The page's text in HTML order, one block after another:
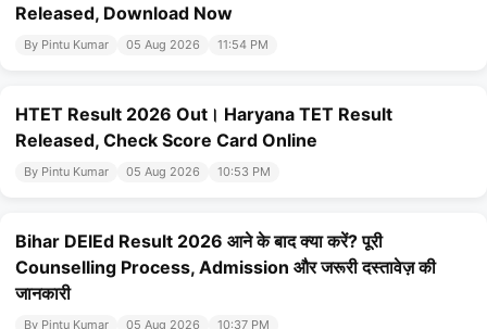
Released, Download Now
By Pintu Kumar 05 Aug 2026 11:54 PM
HTET Result 2026 Out। Haryana TET Result
Released, Check Score Card Online
By Pintu Kumar 05 Aug 2026 10:53 PM
Bihar DElEd Result 2026 आने के बाद क्या करें? पूरी
Counselling Process, Admission और जरूरी दस्तावेज़ की
जानकारी
By Pintu Kumar 05 Aug 2026 10:37 PM